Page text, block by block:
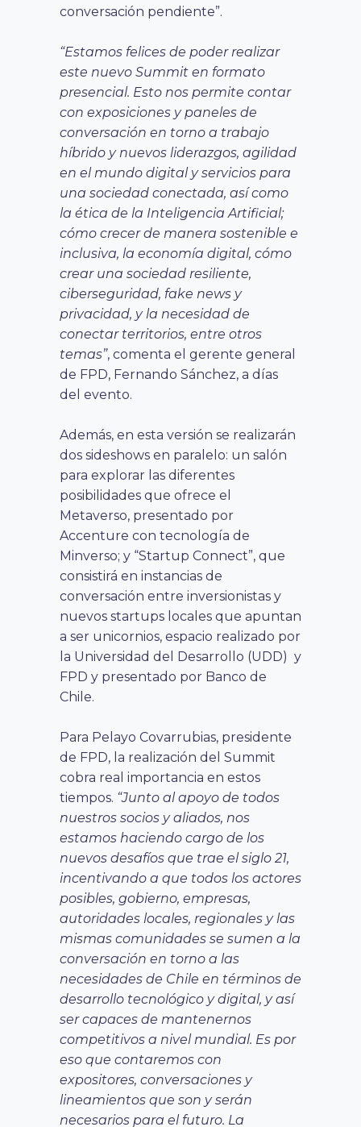
conversación pendiente”.
“Estamos felices de poder realizar
este nuevo Summit en formato
presencial. Esto nos permite contar
con exposiciones y paneles de
conversación en torno a trabajo
híbrido y nuevos liderazgos, agilidad
en el mundo digital y servicios para
una sociedad conectada, así como
la ética de la Inteligencia Artificial;
cómo crecer de manera sostenible e
inclusiva, la economía digital, cómo
crear una sociedad resiliente,
ciberseguridad, fake news y
privacidad, y la necesidad de
conectar territorios, entre otros
temas”, comenta el gerente general
de FPD, Fernando Sánchez, a días
del evento.
Además, en esta versión se realizarán
dos sideshows en paralelo: un salón
para explorar las diferentes
posibilidades que ofrece el
Metaverso, presentado por
Accenture con tecnología de
Minverso; y “Startup Connect”, que
consistirá en instancias de
conversación entre inversionistas y
nuevos startups locales que apuntan
a ser unicornios, espacio realizado por
la Universidad del Desarrollo (UDD) y
FPD y presentado por Banco de
Chile.
Para Pelayo Covarrubias, presidente
de FPD, la realización del Summit
cobra real importancia en estos
tiempos. “Junto al apoyo de todos
nuestros socios y aliados, nos
estamos haciendo cargo de los
nuevos desafíos que trae el siglo 21,
incentivando a que todos los actores
posibles, gobierno, empresas,
autoridades locales, regionales y las
mismas comunidades se sumen a la
conversación en torno a las
necesidades de Chile en términos de
desarrollo tecnológico y digital, y así
ser capaces de mantenernos
competitivos a nivel mundial. Es por
eso que contaremos con
expositores, conversaciones y
lineamientos que son y serán
necesarios para el futuro. La